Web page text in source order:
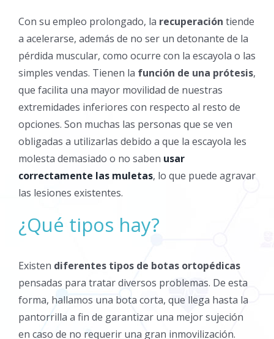
Con su empleo prolongado, la recuperación tiende
a acelerarse, además de no ser un detonante de la
pérdida muscular, como ocurre con la escayola o las
simples vendas. Tienen la función de una prótesis,
que facilita una mayor movilidad de nuestras
extremidades inferiores con respecto al resto de
opciones. Son muchas las personas que se ven
obligadas a utilizarlas debido a que la escayola les
molesta demasiado o no saben usar
correctamente las muletas, lo que puede agravar
las lesiones existentes.
¿Qué tipos hay?
Existen diferentes tipos de botas ortopédicas
pensadas para tratar diversos problemas. De esta
forma, hallamos una bota corta, que llega hasta la
pantorrilla a fin de garantizar una mejor sujeción
en caso de no requerir una gran inmovilización.